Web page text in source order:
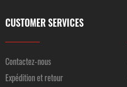
CUSTOMER SERVICES
Contactez-nous
Expédition et retour